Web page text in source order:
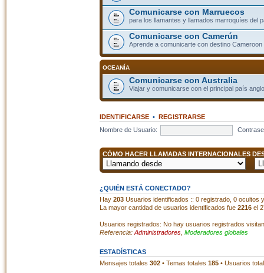
Comunicarse con Marruecos
para los llamantes y llamados marroquíes del
Comunicarse con Camerún
Aprende a comunicarte con destino Cameroon
OCEANÍA
Comunicarse con Australia
Viajar y comunicarse con el principal país
IDENTIFICARSE• REGISTRARSE
Nombre de Usuario:
CÓMO HACER LLAMADAS INTERNACIONALES
¿QUIÉN ESTÁ CONECTADO?
Hay 203Usuarios identificados :: 0 registrado, 0 ocultos
La mayor cantidad de usuarios identificados fue 2216el
Usuarios registrados: No hay usuarios registrados
Referencia: Administradores, Moderadores globales
ESTADÍSTICAS
Mensajes totales 302• Temas totales 185• Usuarios